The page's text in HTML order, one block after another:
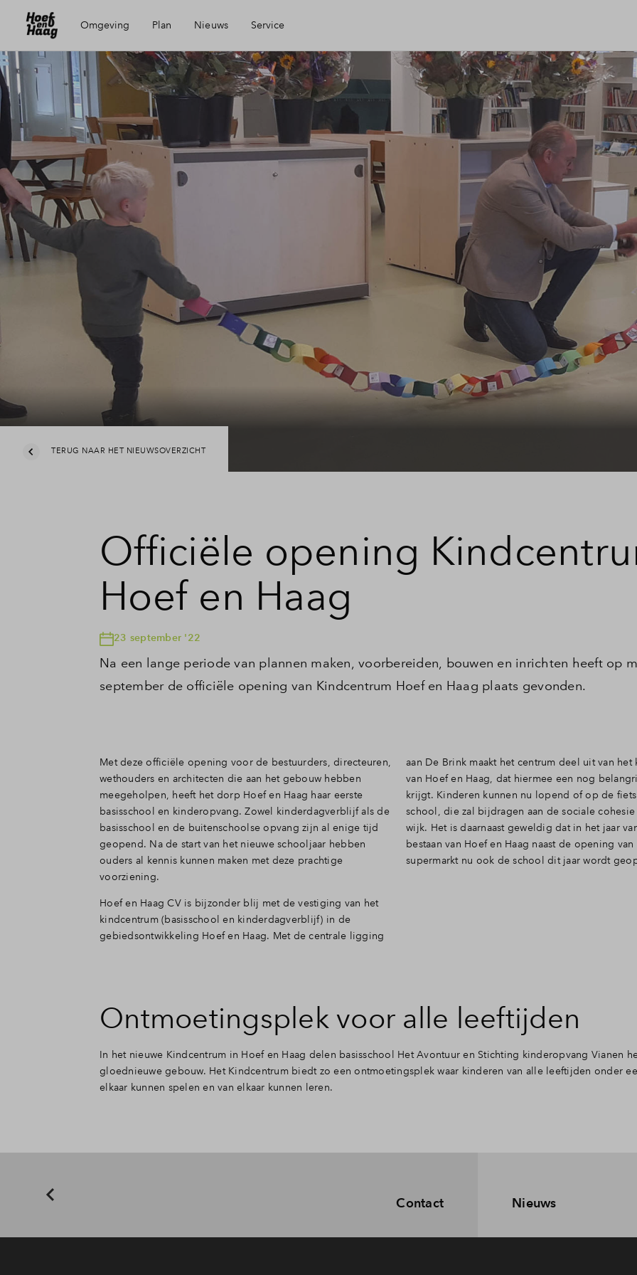
Omgeving
Ligging
Voorzieningen
Bereikbaarheid
Vianen
Geschiedenis
Plan
Visie
Wijken
Partners
Nieuws Service
Mijn Eigen Huis
Financiele check
Veelgestelde vragen
TERUG NAAR HET NIEUWSOVERZICHT
Officiële opening
Hoef en Haag
23 september '22
Na een lange periode van plannen maken, voorbereiden, bouwen en inrichten heeft op
september de officiële opening van Kindcentrum Hoef en Haag plaats gevonden.
Met deze officiële opening voor de bestuurders, directeuren,
wethouders en architecten die aan het gebouw hebben
meegeholpen, heeft het dorp Hoef en Haag haar eerste
basisschool en kinderopvang. Zowel kinderdagverblijf als de
basisschool en de buitenschoolse opvang zijn al enige tijd
geopend. Na de start van het nieuwe schooljaar hebben
ouders al kennis kunnen maken met deze prachtige
voorziening.
Hoef en Haag CV is bijzonder blij met de vestiging van het
kindcentrum (basisschool en kinderdagverblijf) in de
gebiedsontwikkeling Hoef en Haag. Met de centrale ligging
aan De Brink maakt het centrum deel uit van
van Hoef en Haag, dat hiermee een nog
krijgt. Kinderen kunnen nu lopend of op de
school, die zal bijdragen aan de sociale
wijk. Het is daarnaast geweldig dat in het jaar
bestaan van Hoef en Haag naast de opening van
supermarkt nu ook de school dit jaar wordt
Ontmoetingsplek voor alle leeftijden
In het nieuwe Kindcentrum in Hoef en Haag delen basisschool Het Avontuur en Stichting kinderopvang Vianen
gloednieuwe gebouw. Het Kindcentrum biedt zo een ontmoetingsplek waar kinderen van alle leeftijden onder
elkaar kunnen spelen en van elkaar kunnen leren.
Contact Nieuws